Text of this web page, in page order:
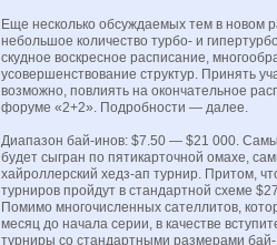
Еще несколько обсуждаемых тем в новом
небольшое количество турбо- и
скудное воскресное расписание,
усовершенствование структур. Принять
возможно, повлиять на окончательное
форуме «2+2». Подробности — далее.
Диапазон бай-инов: $7.50 — $21 000.
будет сыгран по пятикарточной омахе,
хайроллерский хедз-ап турнир. Притом,
турниров пройдут в стандартной схеме
Помимо многочисленных сателлитов,
месяц до начала серии, в качестве
турниры со стандартными размерами